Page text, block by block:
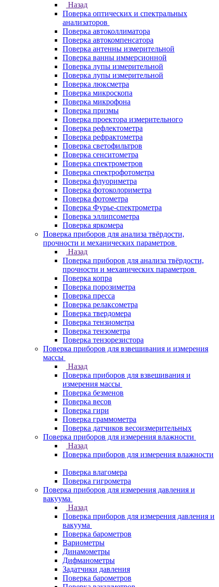
Назад
Поверка оптических и спектральных
анализаторов
Поверка автоколлиматора
Поверка автокомпенсатора
Поверка антенны измерительной
Поверка ванны иммерсионной
Поверка лупы измерительной
Поверка лупы измерительной
Поверка люксметра
Поверка микроскопа
Поверка микрофона
Поверка призмы
Поверка проектора измерительного
Поверка рефлектометра
Поверка рефрактометра
Поверка светофильтров
Поверка сенситометра
Поверка спектрометров
Поверка спектрофотометра
Поверка флуориметра
Поверка фотоколориметра
Поверка фотометра
Поверка Фурье-спектрометра
Поверка эллипсометра
Поверка яркомера
Поверка приборов для анализа твёрдости,
прочности и механических параметров
Назад
Поверка приборов для анализа твёрдости,
прочности и механических параметров
Поверка копра
Поверка порозиметра
Поверка пресса
Поверка релаксометра
Поверка твердомера
Поверка тензиометра
Поверка тензометра
Поверка тензорезистора
Поверка приборов для взвешивания и измерения
массы
Назад
Поверка приборов для взвешивания и
измерения массы
Поверка безменов
Поверка весов
Поверка гири
Поверка граммометра
Поверка датчиков весоизмерительных
Поверка приборов для измерения влажности
Назад
Поверка приборов для измерения влажности
Поверка влагомера
Поверка гигрометра
Поверка приборов для измерения давления и
вакуума
Назад
Поверка приборов для измерения давления и
вакуума
Поверка барометров
Вариометры
Динамометры
Дифманометры
Задатчики давления
Поверка барометров